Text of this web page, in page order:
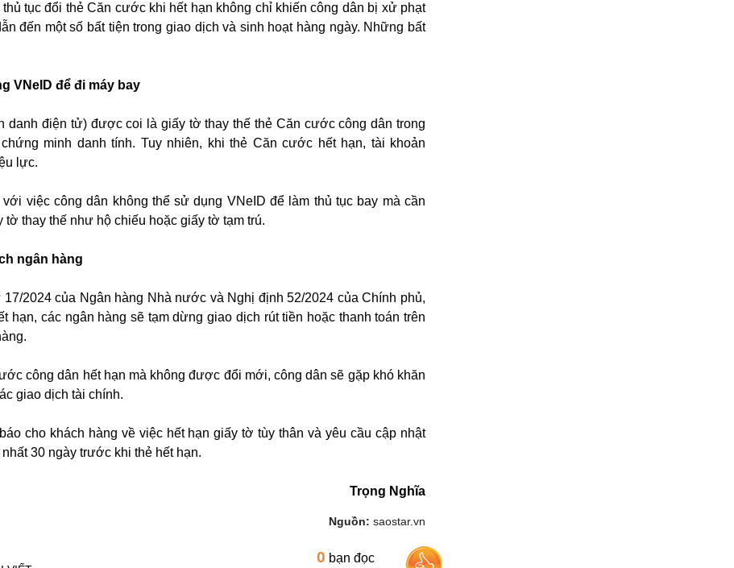
tục đổi thẻ Căn cước khi hết hạn không chỉ khiến công dân bị xử phạt
đến một số bất tiện trong giao dịch và sinh hoạt hàng ngày. Những bất
VNeID để đi máy bay
danh điện tử) được coi là giấy tờ thay thế thẻ Căn cước công dân trong
minh danh tính. Tuy nhiên, khi thẻ Căn cước hết hạn, tài khoản
lực.
việc công dân không thể sử dụng VNeID để làm thủ tục bay mà cần
tờ thay thế như hộ chiếu hoặc giấy tờ tạm trú.
ngân hàng
2024 của Ngân hàng Nhà nước và Nghị định 52/2024 của Chính phủ,
hạn, các ngân hàng sẽ tạm dừng giao dịch rút tiền hoặc thanh toán trên
công dân hết hạn mà không được đổi mới, công dân sẽ gặp khó khăn
giao dịch tài chính.
cho khách hàng về việc hết hạn giấy tờ tùy thân và yêu cầu cập nhật
30 ngày trước khi thẻ hết hạn.
Trọng Nghĩa
Nguồn: saostar.vn
0 bạn đọc